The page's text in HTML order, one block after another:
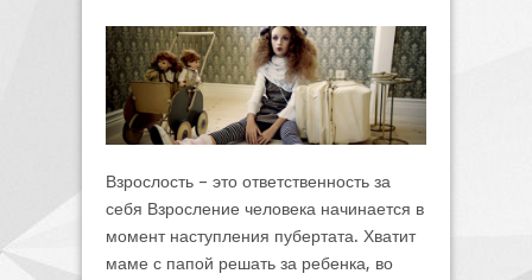
Взрослость – это ответственность за
себя Взросление человека начинается в
момент наступления пубертата. Хватит
маме с папой решать за ребенка, во